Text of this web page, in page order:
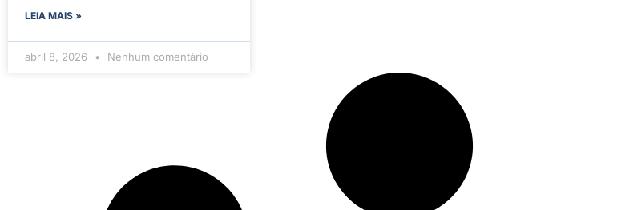
LEIA MAIS »
abril 8, 2026 Nenhum comentário